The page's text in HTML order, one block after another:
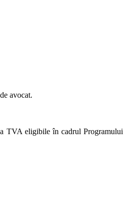
avocat.
TVA eligibile în cadrul Programului